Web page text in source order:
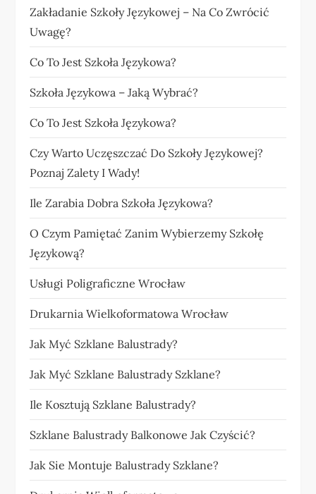
Zakładanie Szkoły Językowej – Na Co Zwrócić
Uwagę?
Co To Jest Szkoła Językowa?
Szkoła Językowa – Jaką Wybrać?
Co To Jest Szkoła Językowa?
Czy Warto Uczęszczać Do Szkoły Językowej?
Poznaj Zalety I Wady!
Ile Zarabia Dobra Szkoła Językowa?
O Czym Pamiętać Zanim Wybierzemy Szkołę
Językową?
Usługi Poligraficzne Wrocław
Drukarnia Wielkoformatowa Wrocław
Jak Myć Szklane Balustrady?
Jak Myć Szklane Balustrady Szklane?
Ile Kosztują Szklane Balustrady?
Szklane Balustrady Balkonowe Jak Czyścić?
Jak Sie Montuje Balustrady Szklane?